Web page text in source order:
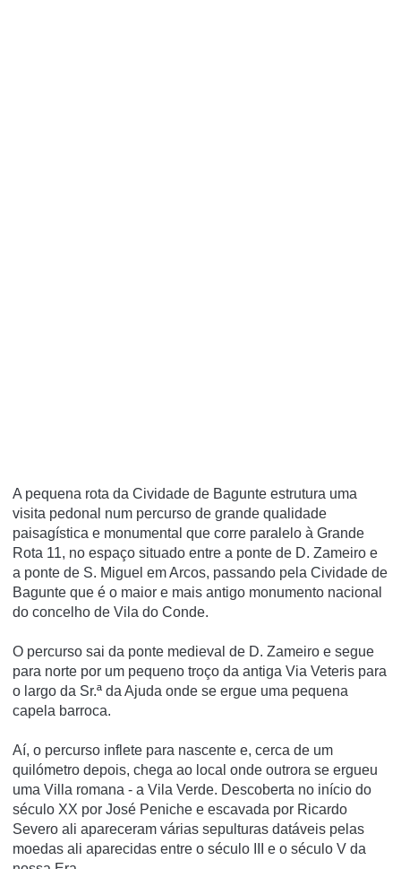
A pequena rota da Cividade de Bagunte estrutura uma
visita pedonal num percurso de grande qualidade
paisagística e monumental que corre paralelo à Grande
Rota 11, no espaço situado entre a ponte de D. Zameiro e
a ponte de S. Miguel em Arcos, passando pela Cividade de
Bagunte que é o maior e mais antigo monumento nacional
do concelho de Vila do Conde.
O percurso sai da ponte medieval de D. Zameiro e segue
para norte por um pequeno troço da antiga Via Veteris para
o largo da Sr.ª da Ajuda onde se ergue uma pequena
capela barroca.
Aí, o percurso inflete para nascente e, cerca de um
quilómetro depois, chega ao local onde outrora se ergueu
uma Villa romana - a Vila Verde. Descoberta no início do
século XX por José Peniche e escavada por Ricardo
Severo ali apareceram várias sepulturas datáveis pelas
moedas ali aparecidas entre o século III e o século V da